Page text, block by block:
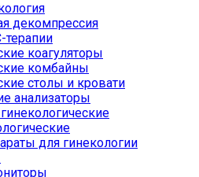
декомпрессия
коагуляторы
комбайны
столы и кровати
анализаторы
для гинекологии